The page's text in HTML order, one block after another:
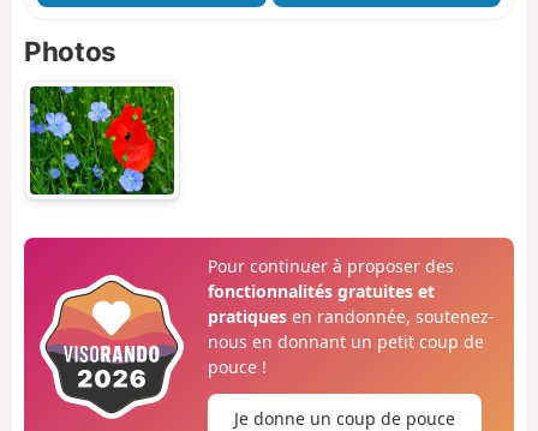
Photos
Pour continuer à proposer des
fonctionnalités gratuites et
pratiquesen randonnée, soutenez-
nous en donnant un petit coup de
pouce !
Je donne un coup de pouce